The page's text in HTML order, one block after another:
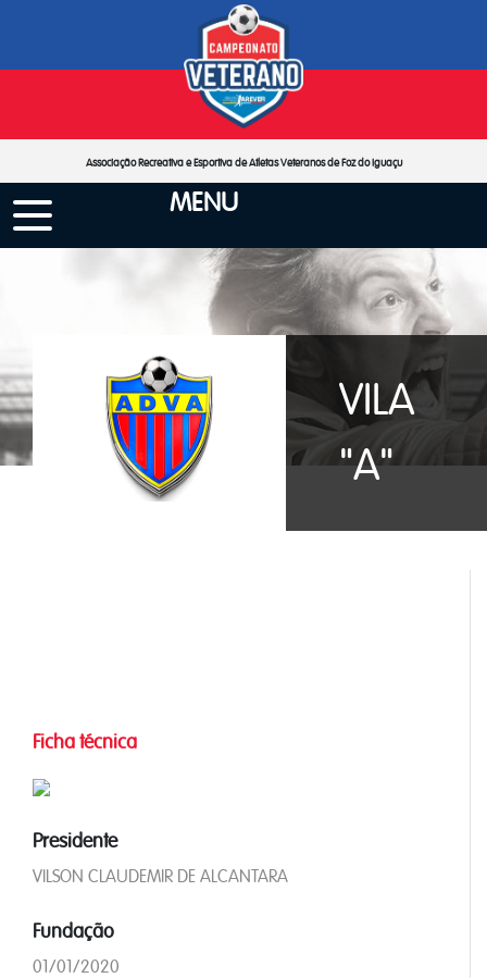
Associação Recreativa e Esportiva de Atletas Veteranos de Foz do Iguaçu
MENU
VILA
"A"
Ficha técnica
Presidente
VILSON CLAUDEMIR DE ALCANTARA
Fundação
01/01/2020